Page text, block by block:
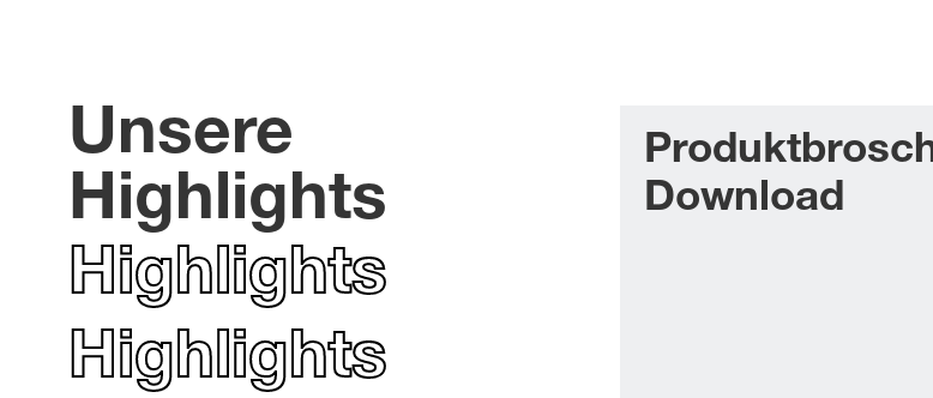
Unsere
Highlights
Highlights
Highlights
Download